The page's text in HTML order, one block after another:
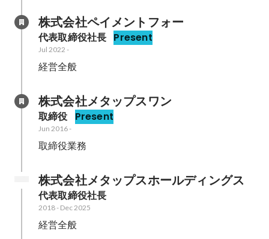
株式会社ペイメントフォー
代表取締役社長 Present
Jul 2022 -
経営全般
株式会社メタップスワン
取締役 Present
Jun 2016-
取締役業務
株式会社メタップスホールディングス
代表取締役社長
2018- Dec 2025
経営全般